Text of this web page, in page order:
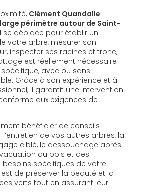
Clément Quandalle
périmètre autour de Saint-
se déplace pour établir un
votre arbre, mesurer son
inspecter ses racines et tronc,
est réellement nécessaire
avec ou sans
Grâce à son expérience et à
il garantit une intervention
aux exigences de
bénéficier de conseils
de vos autres arbres, la
ciblé, le dessouchage après
du bois et des
besoins spécifiques de votre
est de préserver la beauté et la
verts tout en assurant leur